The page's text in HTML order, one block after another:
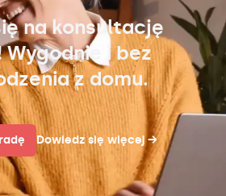
na konsultację
Wygodnie i bez
z domu.
Dowiedz się więcej→